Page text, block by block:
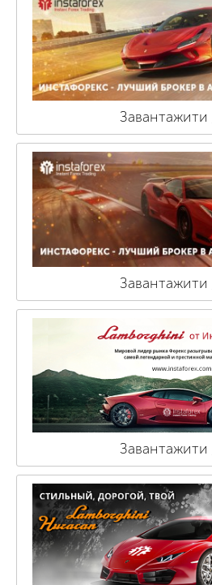
Завантажити
Завантажити
Завантажити